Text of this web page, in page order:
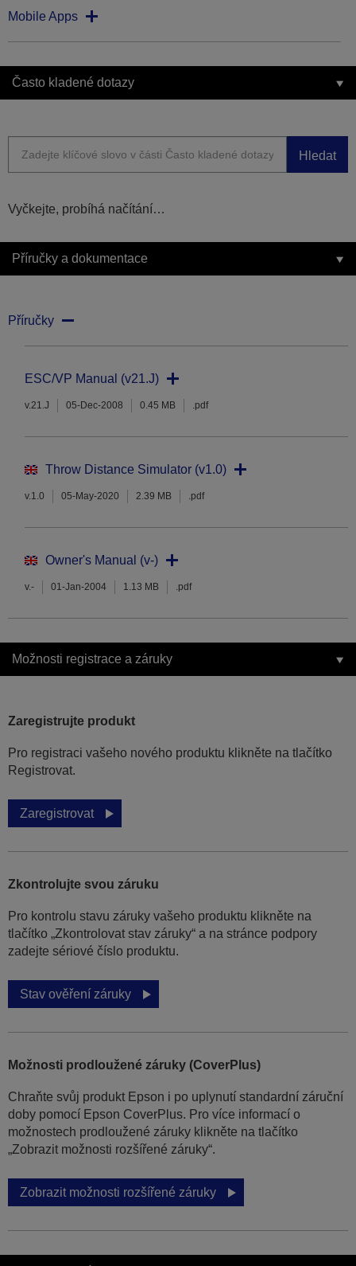
Mobile Apps
Často kladené dotazy
Hledat
Vyčkejte, probíhá načítání…
Příručky a dokumentace
Příručky
ESC/VP Manual (v21.J)
v.21.J 05-Dec-2008 0.45 MB .pdf
Throw Distance Simulator (v1.0)
v.1.0 05-May-2020 2.39 MB .pdf
Owner's Manual (v-)
v.- 01-Jan-2004 1.13 MB .pdf
Možnosti registrace a záruky
Zaregistrujte produkt
Pro registraci vašeho nového produktu klikněte na tlačítko
Registrovat.
Zaregistrovat
Zkontrolujte svou záruku
Pro kontrolu stavu záruky vašeho produktu klikněte na
tlačítko „Zkontrolovat stav záruky“ a na stránce podpory
zadejte sériové číslo produktu.
Stav ověření záruky
Možnosti prodloužené záruky (CoverPlus)
Chraňte svůj produkt Epson i po uplynutí standardní záruční
doby pomocí Epson CoverPlus. Pro více informací o
možnostech prodloužené záruky klikněte na tlačítko
„Zobrazit možnosti rozšířené záruky“.
Zobrazit možnosti rozšířené záruky